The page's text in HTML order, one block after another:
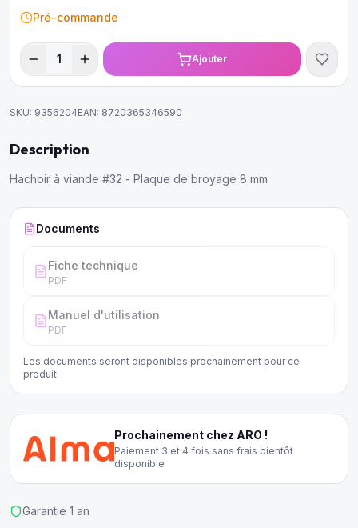
Pré-commande
1 Ajouter
SKU: 9356204EAN: 8720365346590
Description
Hachoir à viande #32 - Plaque de broyage 8 mm
Documents
Fiche technique
PDF
Manuel d'utilisation
PDF
Les documents seront disponibles prochainement pour ce
produit.
Prochainement chez ARO !
Paiement 3 et 4 fois sans frais bientôt
disponible
Garantie 1 an